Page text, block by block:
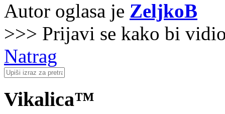
Autor oglasa je ZeljkoB
>>> Prijavi se kako bi
Natrag
Vikalica™